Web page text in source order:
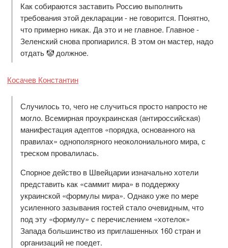
Как собираются заставить Россию выполнить
требования этой декларации - не говорится. Понятно,
что примерно никак. Да это и не главное. Главное -
Зеленский снова пропиарился. В этом он мастер, надо
отдать 🤡 должное.
Косачев Константин
Случилось то, чего не случиться просто напросто не
могло. Всемирная проукраинская (антироссийская)
манифестация адептов «порядка, основанного на
правилах» однополярного неоколониального мира, с
треском провалилась.
Спорное действо в Швейцарии изначально хотели
представить как «саммит мира» в поддержку
украинской «формулы мира». Однако уже по мере
усиленного зазывания гостей стало очевидным, что
под эту «формулу» с перечислением «хотелок»
Запада большинство из приглашенных 160 стран и
организаций не поедет.